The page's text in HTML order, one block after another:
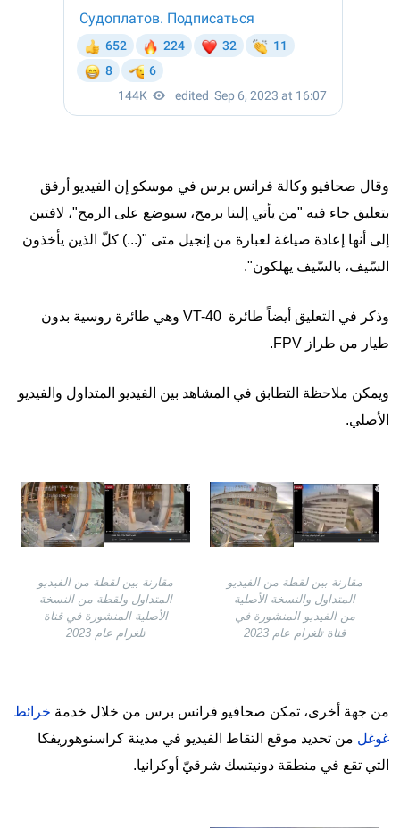
وقال صحافيو وكالة فرانس برس في موسكو إن الفيديو أرفق
بتعليق جاء فيه "من يأتي إلينا برمح، سيوضع على الرمح"، لافتين
إلى أنها إعادة صياغة لعبارة من إنجيل متى "(...) كلّ الذين يأخذون
السّيف، بالسّيف يهلكون".
وذكر في التعليق أيضاً طائرة VT-40 وهي طائرة روسية بدون
طيار من طراز FPV.
ويمكن ملاحظة التطابق في المشاهد بين الفيديو المتداول والفيديو
الأصلي.
Image
مقارنة بين لقطة من الفيديو
المتداول والنسخة الأصلية
من الفيديو المنشورة في
قناة تلغرام عام 2023
Image
مقارنة بين لقطة من الفيديو
المتداول ولقطة من النسخة
الأصلية المنشورة في قناة
تلغرام عام 2023
من جهة أخرى، تمكن صحافيو فرانس برس من خلال خدمة خرائط
غوغل من تحديد موقع التقاط الفيديو في مدينة كراسنوهوريفكا
التي تقع في منطقة دونيتسك شرقيّ أوكرانيا.